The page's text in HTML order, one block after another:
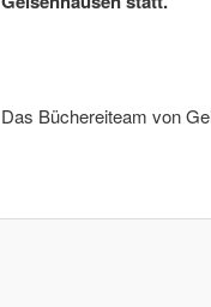
Das Büchereiteam von